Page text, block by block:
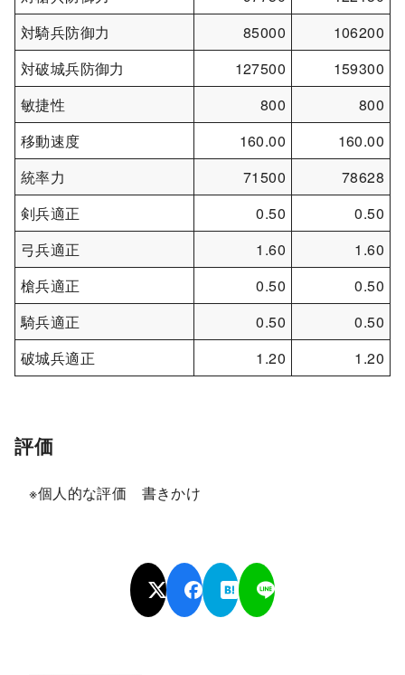
対騎兵防御力
85000
106200
対破城兵防御力
127500
159300
敏捷性
800
800
移動速度
160.00
160.00
統率力
71500
78628
剣兵適正
0.50
0.50
弓兵適正
1.60
1.60
槍兵適正
0.50
0.50
騎兵適正
0.50
0.50
破城兵適正
1.20 1.20
評価
※個人的な評価 書きかけ